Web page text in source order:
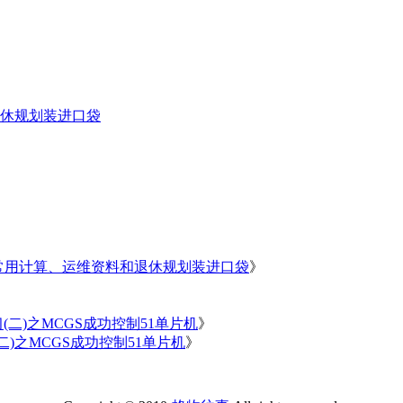
规划装进口袋
计算、运维资料和退休规划装进口袋》
二)之MCGS成功控制51单片机》
)之MCGS成功控制51单片机》